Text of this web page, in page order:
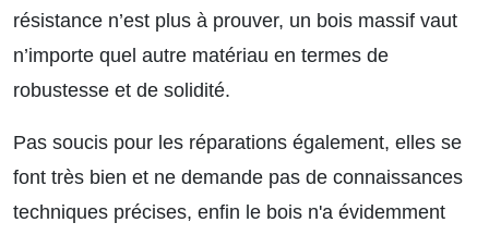
résistance n’est plus à prouver, un bois massif vaut
n’importe quel autre matériau en termes de
robustesse et de solidité.
Pas soucis pour les réparations également, elles se
font très bien et ne demande pas de connaissances
techniques précises, enfin le bois n'a évidemment